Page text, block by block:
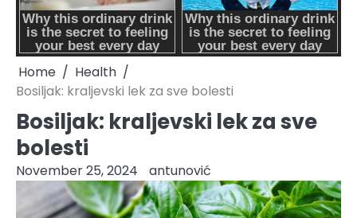
Home
Health
Bosiljak: kraljevski lek za sve bolesti
Bosiljak: kraljevski lek za sve
bolesti
November 25, 2024 antunović